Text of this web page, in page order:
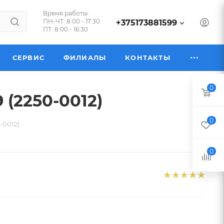
Время работы:
ПН-ЧТ: 8:00 - 17:30
ПТ: 8:00 - 16:30
+375173881599
СЕРВИС ФИЛИАЛЫ КОНТАКТЫ
0012)
0
0
0